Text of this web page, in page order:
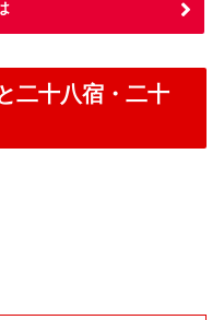
二十八宿・二十